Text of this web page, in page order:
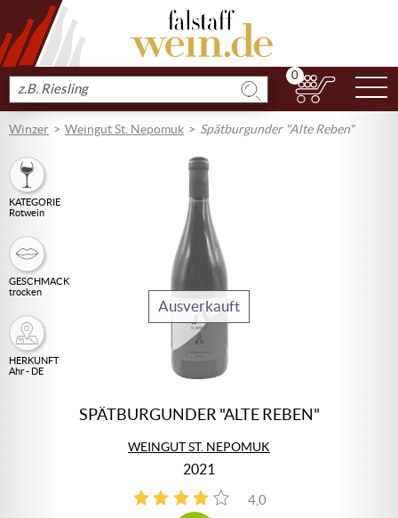
Produkt
suchen
0
Winzer Weingut St. Nepomuk Spätburgunder "Alte Reben"
KATEGORIE
Rotwein
GESCHMACK
trocken
HERKUNFT
Ahr - DE
Ausverkauft
SPÄTBURGUNDER "ALTE REBEN"
WEINGUT ST. NEPOMUK
2021
4,0
2